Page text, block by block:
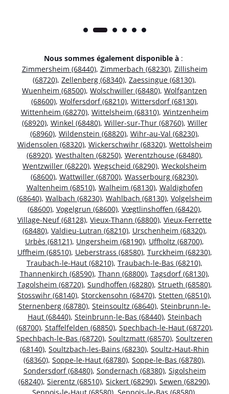
Nous sommes également disponible à :
Zimmersheim (68440), Zimmerbach (68230), Zillisheim
(68720), Zellenberg (68340), Zaessingue (68130),
Wuenheim (68500), Wolschwiller (68480), Wolfgantzen
(68600), Wolfersdorf (68210), Wittersdorf (68130),
Wittenheim (68270), Wittelsheim (68310), Wintzenheim
(68920), Winkel (68480), Willer-sur-Thur (68760), Willer
(68960), Wildenstein (68820), Wihr-au-Val (68230),
Widensolen (68320), Wickerschwihr (68320), Wettolsheim
(68920), Westhalten (68250), Werentzhouse (68480),
Wentzwiller (68220), Wegscheid (68290), Weckolsheim
(68600), Wattwiller (68700), Wasserbourg (68230),
Waltenheim (68510), Walheim (68130), Waldighofen
(68640), Walbach (68230), Wahlbach (68130), Volgelsheim
(68600), Vogelgrun (68600), Vœgtlinshoffen (68420),
Village-Neuf (68128), Vieux-Thann (68800), Vieux-Ferrette
(68480), Valdieu-Lutran (68210), Urschenheim (68320),
Urbès (68121), Ungersheim (68190), Uffholtz (68700),
Uffheim (68510), Ueberstrass (68580), Turckheim (68230),
Traubach-le-Haut (68210), Traubach-le-Bas (68210),
Thannenkirch (68590), Thann (68800), Tagsdorf (68130),
Tagolsheim (68720), Sundhoffen (68280), Strueth (68580),
Stosswihr (68140), Storckensohn (68470), Stetten (68510),
Sternenberg (68780), Steinsoultz (68640), Steinbrunn-le-
Haut (68440), Steinbrunn-le-Bas (68440), Steinbach
(68700), Staffelfelden (68850), Spechbach-le-Haut (68720),
Spechbach-le-Bas (68720), Soultzmatt (68570), Soultzeren
(68140), Soultzbach-les-Bains (68230), Soultz-Haut-Rhin
(68360), Soppe-le-Haut (68780), Soppe-le-Bas (68780),
Sondersdorf (68480), Sondernach (68380), Sigolsheim
(68240), Sierentz (68510), Sickert (68290), Sewen (68290),
Seppois-le-Haut (68580), Seppois-le-Bas (68580),